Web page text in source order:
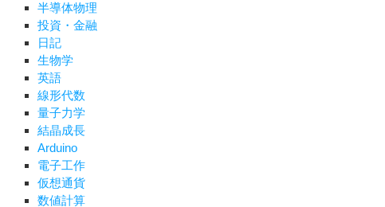
半導体物理
投資・金融
日記
生物学
英語
線形代数
量子力学
結晶成長
Arduino
電子工作
仮想通貨
数値計算